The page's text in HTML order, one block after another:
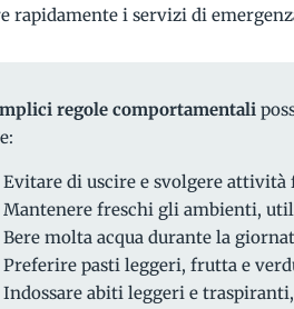
rapidamente i servizi di
regole comportamentali
Evitare di uscire e svolgere attività
Mantenere freschi gli ambienti,
Bere molta acqua durante la
Preferire pasti leggeri, frutta e
Indossare abiti leggeri e